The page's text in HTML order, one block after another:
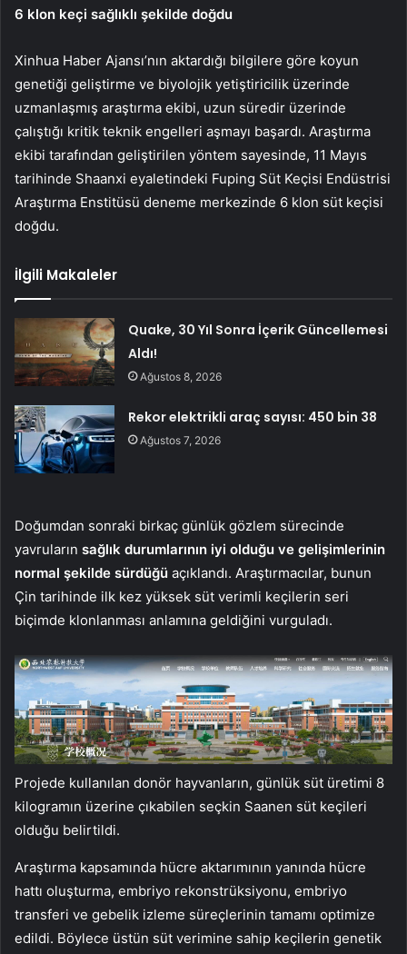
6 klon keçi sağlıklı şekilde doğdu
Xinhua Haber Ajansı’nın aktardığı bilgilere göre koyun
genetiği geliştirme ve biyolojik yetiştiricilik üzerinde
uzmanlaşmış araştırma ekibi, uzun süredir üzerinde
çalıştığı kritik teknik engelleri aşmayı başardı. Araştırma
ekibi tarafından geliştirilen yöntem sayesinde, 11 Mayıs
tarihinde Shaanxi eyaletindeki Fuping Süt Keçisi Endüstrisi
Araştırma Enstitüsü deneme merkezinde 6 klon süt keçisi
doğdu.
İlgili Makaleler
Quake, 30 Yıl Sonra İçerik Güncellemesi
Aldı!
Ağustos 8, 2026
Rekor elektrikli araç sayısı: 450 bin 38
Ağustos 7, 2026
Doğumdan sonraki birkaç günlük gözlem sürecinde
yavruların sağlık durumlarının iyi olduğu ve gelişimlerinin
normal şekilde sürdüğü açıklandı. Araştırmacılar, bunun
Çin tarihinde ilk kez yüksek süt verimli keçilerin seri
biçimde klonlanması anlamına geldiğini vurguladı.
Projede kullanılan donör hayvanların, günlük süt üretimi 8
kilogramın üzerine çıkabilen seçkin Saanen süt keçileri
olduğu belirtildi.
Araştırma kapsamında hücre aktarımının yanında hücre
hattı oluşturma, embriyo rekonstrüksiyonu, embriyo
transferi ve gebelik izleme süreçlerinin tamamı optimize
edildi. Böylece üstün süt verimine sahip keçilerin genetik